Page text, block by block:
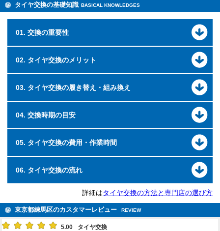
タイヤ交換の基礎知識 BASICAL KNOWLEDGES
01. 交換の重要性
02. タイヤ交換のメリット
03. タイヤ交換の履き替え・組み換え
04. 交換時期の目安
05. タイヤ交換の費用・作業時間
06. タイヤ交換の流れ
詳細はタイヤ交換の方法と専門店の選び方
東京都練馬区のカスタマーレビュー REVIEW
5.00 タイヤ交換